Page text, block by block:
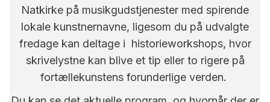
Natkirke på musikgudstjenester med spirende
lokale kunstnernavne, ligesom du på udvalgte
fredage kan deltage i historieworkshops, hvor
skrivelystne kan blive et tip eller to rigere på
fortællekunstens forunderlige verden.